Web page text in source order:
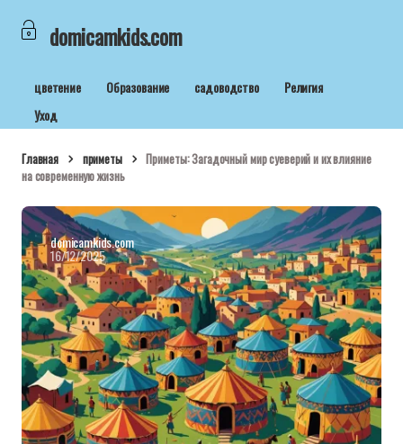
domicamkids.com
цветение Образование садоводство
Религия
Уход
Главная приметы
Приметы: Загадочный мир суеверий и их влияние
на современную жизнь
domicamkids.com
16/12/2025